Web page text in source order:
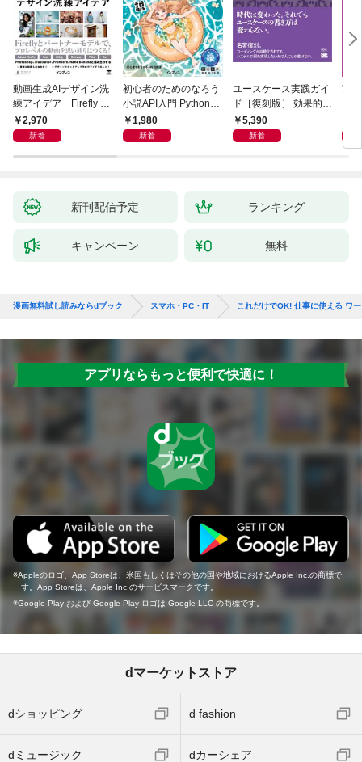
動画生成AIデザイン洗
練アイデア Firefly &
Veo， Kling， etc.
2,970
新着
初心者のためのなろう
小説API入門 Pythonで
作るデータ活用法
1,980
新着
ユースケース実践ガイ
ド［復刻版］ 効果的な
ユースケースの書き方
5,390
新着
実
新刊配信予定 ランキング
キャンペーン 無料
漫画無料試し読みならdブック スマホ・PC・IT これだけでOK! 仕事に使える ワ
アプリならもっと便利で快適に！
Appleのロゴ、App Storeは、米国もしくはその他の国や地域におけるApple Inc.の商標で
す。App Storeは、Apple Inc.のサービスマークです。
Google Play および Google Play ロゴは Google LLC の商標です。
dマーケットストア
dショッピング d fashion
dミュージック dカーシェア